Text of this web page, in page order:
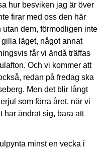
hur besviken jag är över
firar med oss den här
dem, förmodligen inte
läget, något annat
får vi ändå träffas
Och vi kommer att
redan på fredag ska
Men det blir långt
som förra året, när vi
har ändrat sig, bara att
minst en vecka i